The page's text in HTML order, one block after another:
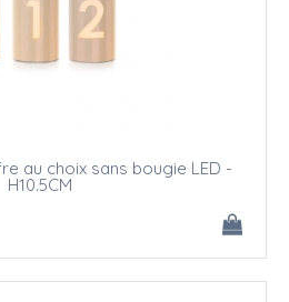
au choix sans bougie LED -
H10.5CM